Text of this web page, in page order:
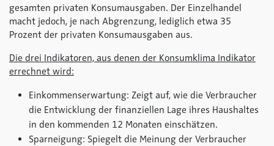
gesamten privaten Konsumausgaben. Der Einzelhandel
macht jedoch, je nach Abgrenzung, lediglich etwa 35
Prozent der privaten Konsumausgaben aus.
Die drei Indikatoren, aus denen der Konsumklima Indikator
errechnet wird:
Einkommenserwartung: Zeigt auf, wie die Verbraucher
die Entwicklung der finanziellen Lage ihres Haushaltes
in den kommenden 12 Monaten einschätzen.
Sparneigung: Spiegelt die Meinung der Verbraucher